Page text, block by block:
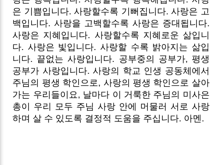
은 기쁨입니다. 사랑할수록 기뻐집니다. 사랑은 고
백입니다. 사랑을 고백할수록 사랑은 증대됩니다.
사랑은 지혜입니다. 사랑할수록 지혜로운 삶입니
다. 사랑은 빛입니다. 사랑할 수록 밝아지는 삶입
니다. 끝없는 사랑입니다. 공부중의 공부가, 평생
공부가 사랑입니다. 사랑의 학교 인생 공동체에서
주님의 평생 학인으로, 사랑의 평생 학인으로 살아
가는 우리들이요, 날마다 이 거룩한 주님의 미사은
총이 우리 모두 주님 사랑 안에 머물러 서로 사랑
하며 살 수 있도록 결정적 도움을 주십니다. 아멘.